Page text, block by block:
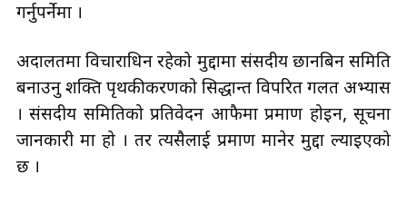
गर्नुपर्नेमा ।
अदालतमा विचाराधिन रहेको मुद्दामा संसदीय छानबिन समिति
बनाउनु शक्ति पृथकीकरणको सिद्धान्त विपरित गलत अभ्यास
। संसदीय समितिको प्रतिवेदन आफैमा प्रमाण होइन, सूचना
जानकारी मात्र हो । तर त्यसैलाई प्रमाण मानेर मुद्दा ल्याइएको
छ ।